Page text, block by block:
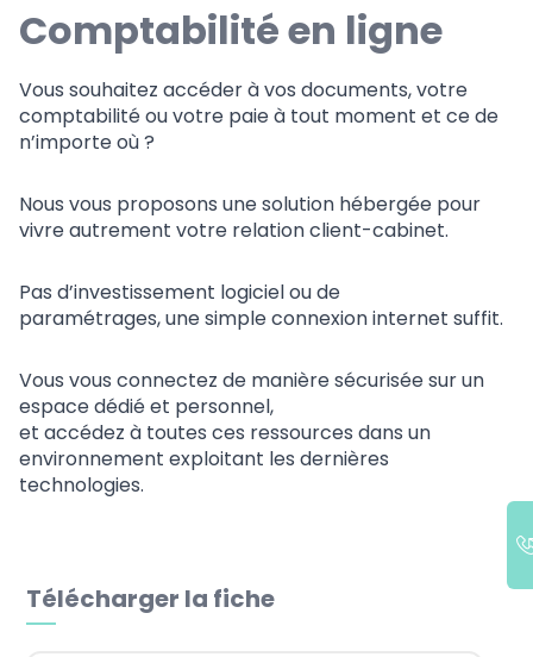
Comptabilité en ligne
Vous souhaitez accéder à vos documents, votre
comptabilité ou votre paie à tout moment et ce de
n’importe où ?
Nous vous proposons une solution hébergée pour
vivre autrement votre relation client-cabinet.
Pas d’investissement logiciel ou de
paramétrages, une simple connexion internet suffit.
Vous vous connectez de manière sécurisée sur un
espace dédié et personnel,
et accédez à toutes ces ressources dans un
environnement exploitant les dernières
technologies.
Télécharger la fiche